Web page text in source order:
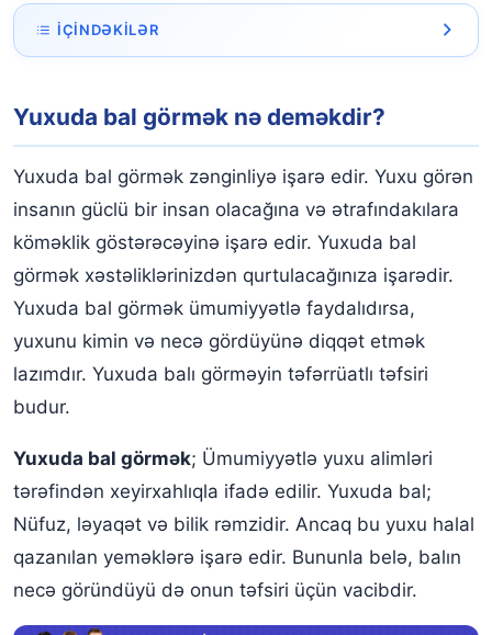
İÇINDƏKILƏR
Yuxuda bal yığmaq
Yuxuda bal pətəyi görmək
Yuxuda pətəkli bal görmək
Yuxuda pətəkli bal yemək
Yuxuda bal satmaq
Yuxuda bal arısı görmək
Bal yuxu yozmaları
Yuxuda bal görmək nə deməkdir?
Yuxuda bal görmək zənginliyə işarə edir. Yuxu görən
insanın güclü bir insan olacağına və ətrafındakılara
köməklik göstərəcəyinə işarə edir. Yuxuda bal
görmək xəstəliklərinizdən qurtulacağınıza işarədir.
Yuxuda bal görmək ümumiyyətlə faydalıdırsa,
yuxunu kimin və necə gördüyünə diqqət etmək
lazımdır. Yuxuda balı görməyin təfərrüatlı təfsiri
budur.
Yuxuda bal görmək; Ümumiyyətlə yuxu alimləri
tərəfindən xeyirxahlıqla ifadə edilir. Yuxuda bal;
Nüfuz, ləyaqət və bilik rəmzidir. Ancaq bu yuxu halal
qazanılan yeməklərə işarə edir. Bununla belə, balın
necə göründüyü də onun təfsiri üçün vacibdir.